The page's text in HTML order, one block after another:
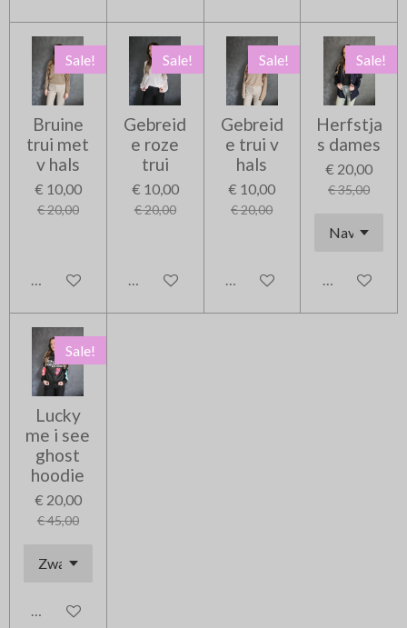
Sale!
Bruine
trui met
v hals
€ 10,00
€ 20,00
In winkelwagen
Sale!
Gebreid
e roze
trui
€ 10,00
€ 20,00
In winkelwagen
Sale!
Gebreid
e trui v
hals
€ 10,00
€ 20,00
In winkelwagen
Sale!
Herfstja
s dames
€ 20,00
€ 35,00
In
Sale!
Lucky
me i see
ghost
hoodie
€ 20,00
€ 45,00
In winkelwagen